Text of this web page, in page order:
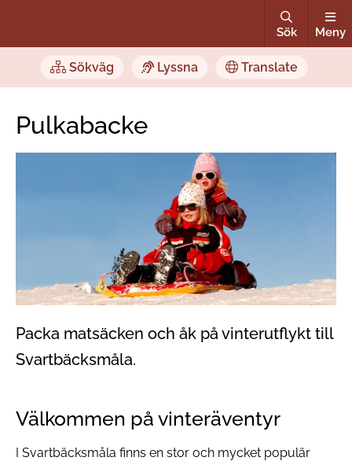
Sök Meny
Sökväg Lyssna Translate
Pulkabacke
Packa matsäcken och åk på vinterutflykt till
Svartbäcksmåla.
Välkommen på vinteräventyr
I Svartbäcksmåla finns en stor och mycket populär